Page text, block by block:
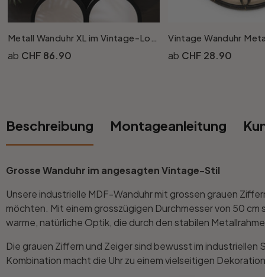
Wohnzimmer
Küche
Jugendzimmer
Bad
Wohnzimmer
Bad
Küche
Flur
Tapeten Grün
Tapeten Lila & Violett
Wohnzimmer
Schlafzimmer
Küche
Metall Wanduhr XL im Vintage-Look mit römischen Ziffern aus Metall | geräuschlos | Ø50 cm
CHF 86.90 CHF 28.90
Beschreibung Montageanleitung
Grosse Wanduhr im angesagten Vintage-Stil
Unsere industrielle MDF-Wanduhr mit grossen grauen
möchten. Mit einem grosszügigen Durchmesser von 50
warme, natürliche Optik, die durch den stabilen
Die grauen Ziffern und Zeiger sind bewusst im
Kombination macht die Uhr zu einem vielseitigen